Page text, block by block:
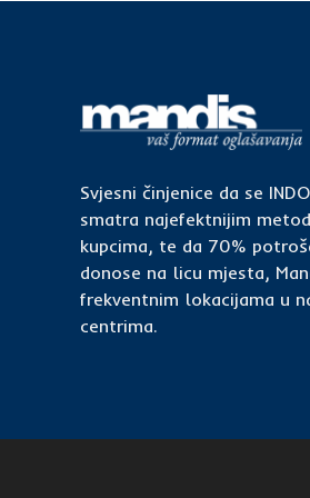
Svjesni činjenice da se
smatra najefektnijim
kupcima, te da 70%
donose na licu mjesta,
frekventnim lokacijama u
centrima.